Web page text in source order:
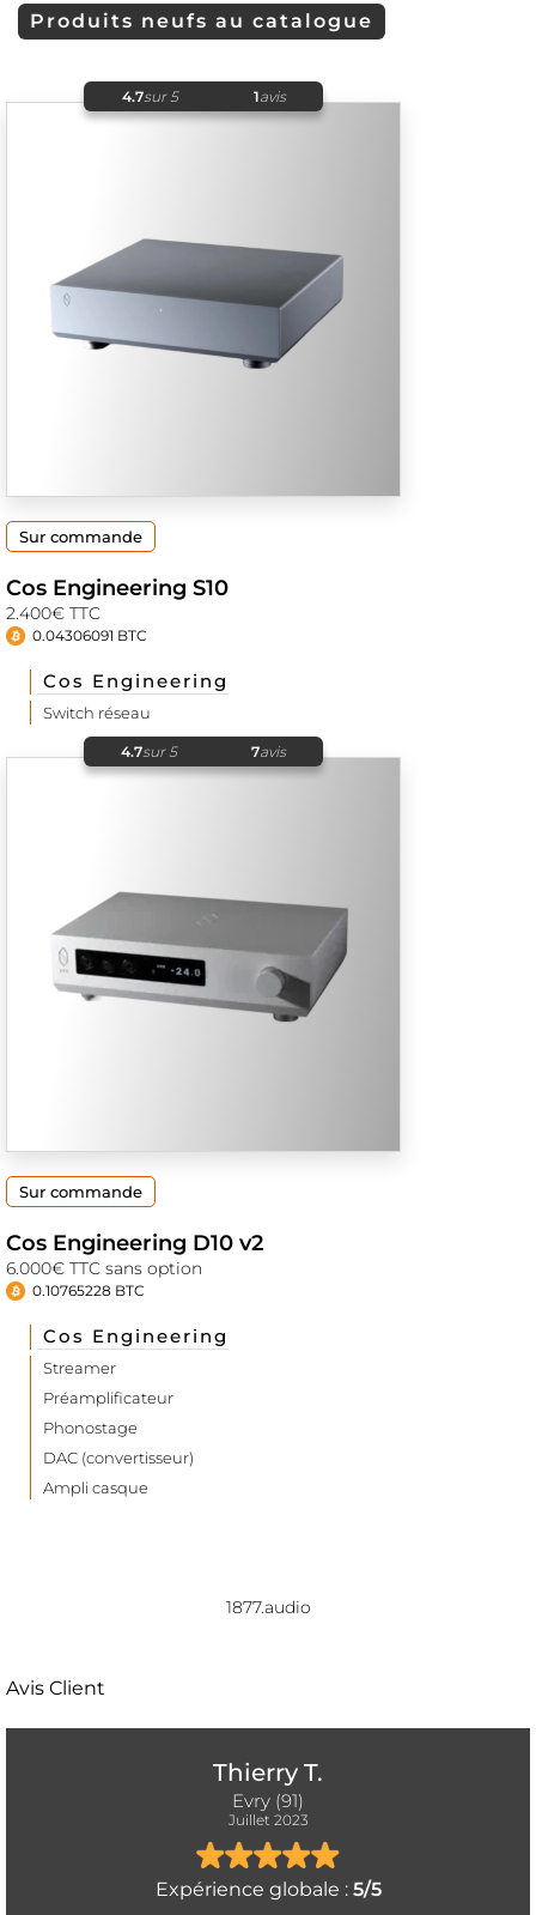
Produits neufs au catalogue
4.7sur 5 1avis
Sur commande
Cos Engineering S10
2.400€ TTC
0.04306091 BTC
Cos Engineering
Switch réseau
4.7sur 5 7avis
Sur commande
Cos Engineering D10 v2
6.000€ TTC sans option
0.10765228 BTC
Cos Engineering
Streamer
Préamplificateur
Phonostage
DAC (convertisseur)
Ampli casque
1877.audio
Avis Client
Thierry T.
Evry (91)
Juillet 2023
Expérience globale : 5/5